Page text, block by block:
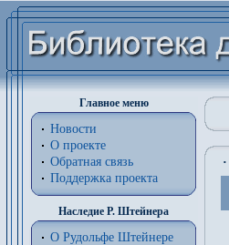
Главное меню
Новости
О проекте
Обратная связь
Поддержка проекта
Наследие Р. Штейнера
О Рудольфе Штейнере
·